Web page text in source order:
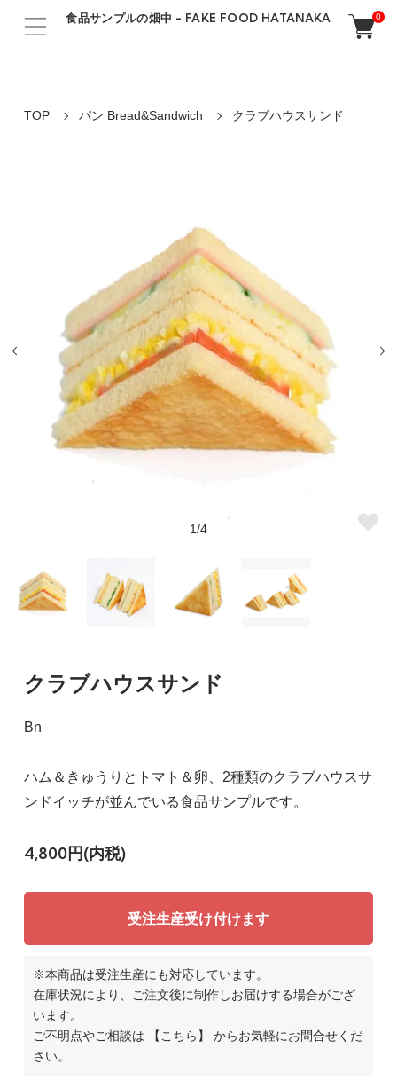
食品サンプルの畑中 - FAKE FOOD HATANAKA 0
TOP パン Bread&Sandwich クラブハウスサンド
1/4
クラブハウスサンド
Bn
ハム＆きゅうりとトマト＆卵、2種類のクラブハウスサ
ンドイッチが並んでいる食品サンプルです。
4,800円(内税)
受注生産受け付けます
※本商品は受注生産にも対応しています。
在庫状況により、ご注文後に制作しお届けする場合がござ
います。
ご不明点やご相談は
【こちら】
からお気軽にお問合せくだ
さい。